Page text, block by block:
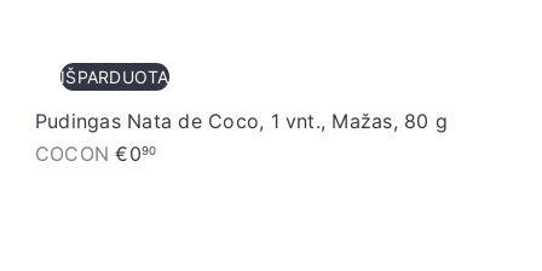
IŠPARDUOTA
Pudingas Nata de Coco, 1 vnt., Mažas, 80 g
COCON€090